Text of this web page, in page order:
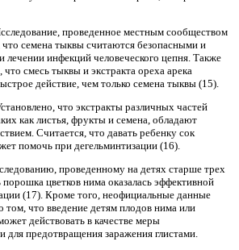
проведенное местным сообществом
что семена тыквы считаются безопасными и
инфекций человеческого цепня. Также
смесь тыквы и экстракта ореха арека
действие, чем только семена тыквы (15).
что экстракты различных частей
как листья, фрукты и семена, обладают
Считается, что давать ребенку сок
помочь при дегельминтизации (16).
проведенному на детях старше трех
порошка цветков нима оказалась эффективной
(17). Кроме того, неофициальные данные
том, что введение детям плодов нима или
действовать в качестве меры
для предотвращения заражения глистами.